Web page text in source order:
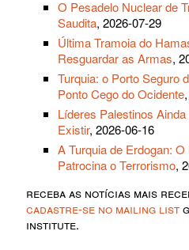
O Pesadelo Nuclear de
Saudita, 2026-07-29
Última Tramoia do
Resguardar as Armas,
Turquia: o Porto Seguro
Ponto Cego do Ocidente
Líderes Palestinos
Existir, 2026-06-16
A Turquia de Erdogan:
Patrocina o Terrorismo,
receba as notícias mais
cadastre-se no mailing list
institute.